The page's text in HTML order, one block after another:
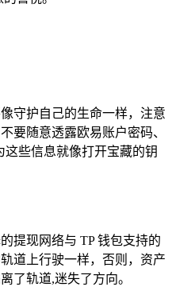
守护自己的生命一样，注意
要随意透露欧易账户密码、
这些信息就像打开宝藏的钥
提现网络与 TP 钱包支持的
道上行驶一样，否则，资产
了轨道,迷失了方向。